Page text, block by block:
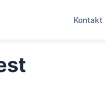
Kontakt